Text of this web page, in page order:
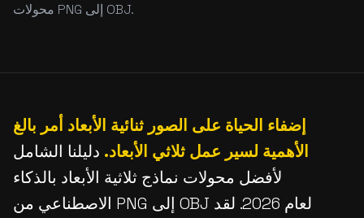
محولات PNG إلى OBJ.
إضفاء الحياة على الصور ثنائية الأبعاد أمر بالغ
الأهمية لسير عمل ثلاثي الأبعاد. دليلنا الشامل
لأفضل محولات نماذج ثلاثية الأبعاد بالذكاء
الاصطناعي من PNG إلى OBJ لعام 2026. لقد